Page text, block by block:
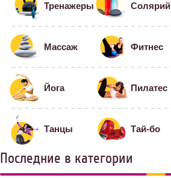
Тренажеры Солярий
Массаж Фитнес
Йога Пилатес
Танцы Тай-бо
Последние в категории